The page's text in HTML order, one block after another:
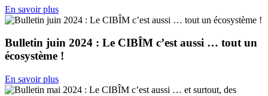
En savoir plus
Bulletin juin 2024 : Le CIBÎM c’est aussi … tout un
écosystème !
En savoir plus